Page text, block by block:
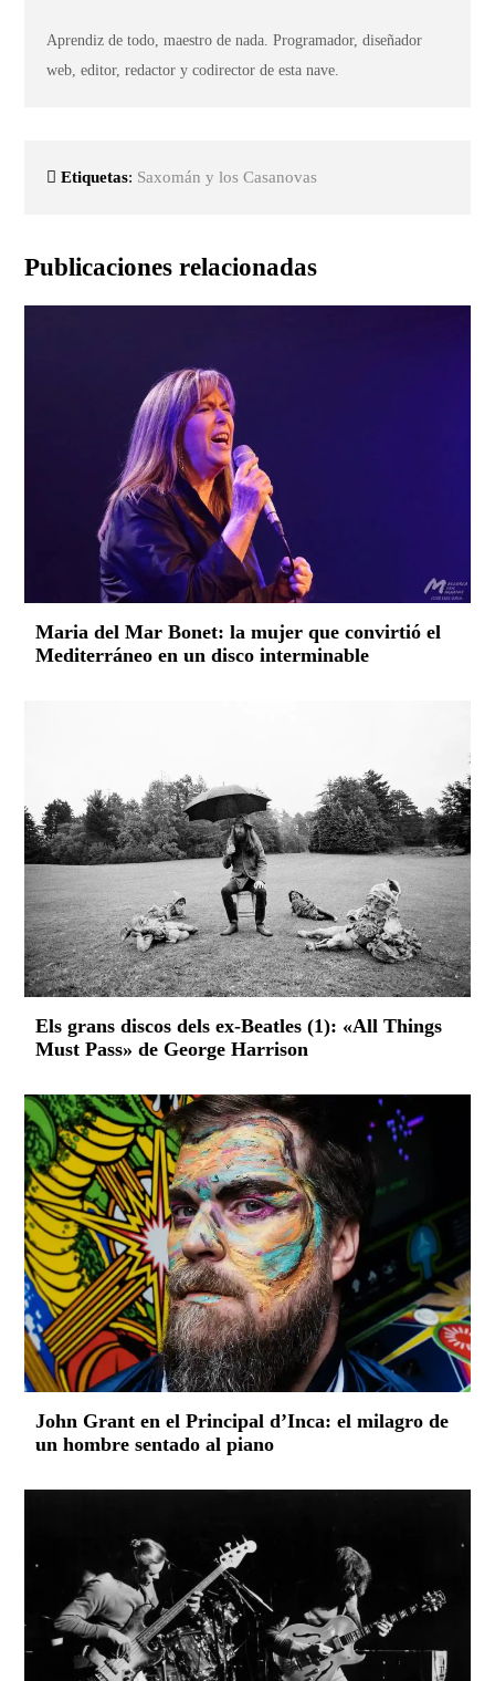
Aprendiz de todo, maestro de nada. Programador, diseñador
web, editor, redactor y codirector de esta nave.
Etiquetas: Saxomán y los Casanovas
Publicaciones relacionadas
Maria del Mar Bonet: la mujer que convirtió el
Mediterráneo en un disco interminable
Els grans discos dels ex-Beatles (1): «All Things
Must Pass» de George Harrison
John Grant en el Principal d’Inca: el milagro de
un hombre sentado al piano